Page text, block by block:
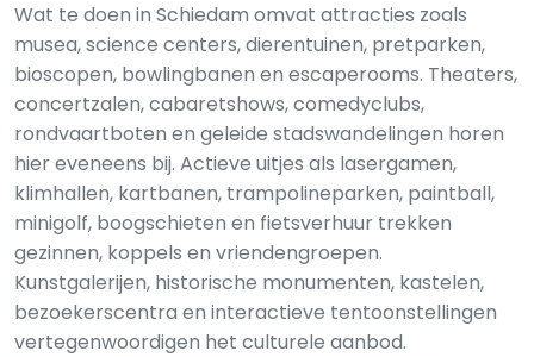
Wat te doen in Schiedam omvat attracties zoals
musea, science centers, dierentuinen, pretparken,
bioscopen, bowlingbanen en escaperooms. Theaters,
concertzalen, cabaretshows, comedyclubs,
rondvaartboten en geleide stadswandelingen horen
hier eveneens bij. Actieve uitjes als lasergamen,
klimhallen, kartbanen, trampolineparken, paintball,
minigolf, boogschieten en fietsverhuur trekken
gezinnen, koppels en vriendengroepen.
Kunstgalerijen, historische monumenten, kastelen,
bezoekerscentra en interactieve tentoonstellingen
vertegenwoordigen het culturele aanbod.